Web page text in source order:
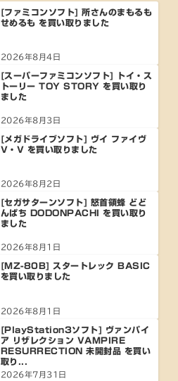
[ファミコンソフト] 所さんのまもるも
せめるも を買い取りました
2026年8月4日
[スーパーファミコンソフト] トイ・ス
トーリー TOY STORY を買い取り
ました
2026年8月3日
[メガドライブソフト] ヴイ ファイヴ
V・V を買い取りました
2026年8月2日
[セガサターンソフト] 怒首領蜂 どど
んぱち DODONPACHI を買い取り
ました
2026年8月1日
[MZ-80B] スタートレック BASIC
を買い取りました
2026年8月1日
[PlayStation3ソフト] ヴァンパイ
ア リザレクション VAMPIRE
RESURRECTION 未開封品 を買い
取り...
2026年7月31日